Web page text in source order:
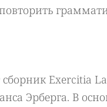
Exercitia
Эрберга. В